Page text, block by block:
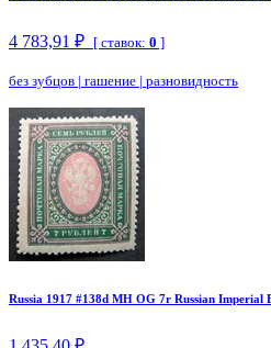
4 783,91 ₽ [ ставок: 0 ]
без зубцов | гашение | разновидность
Russia 1917 #138d MH OG 7r Russian Imperial